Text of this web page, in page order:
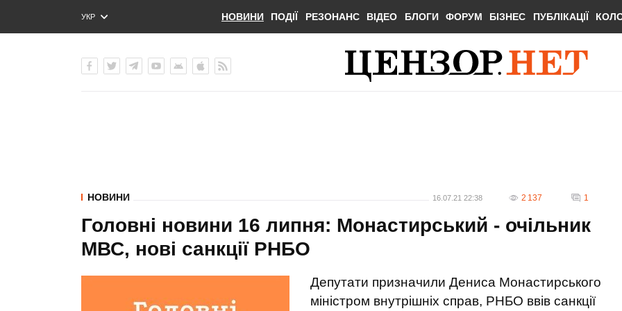
УКР
ENG
НОВИНИ ПОДІЇ РЕЗОНАНС ВІДЕО БЛОГИ ФОРУМ БІЗНЕС ПУБЛІКАЦІЇ
НОВИНИ 16.07.21 22:38 2 137 1
Головні новини 16 липня: Монастирський - очільник
МВС, нові санкції РНБО
Депутати призначили Дениса Монастирського
міністром внутрішніх справ, РНБО ввів санкції